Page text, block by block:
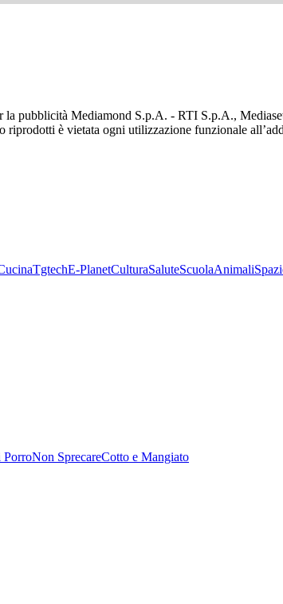
pubblicità Mediamond S.p.A. - RTI S.p.A.,
riprodotti è vietata ogni utilizzazione funzionale
TgtechE-PlanetCulturaSaluteScuolaAnimali
PorroNon SprecareCotto e Mangiato